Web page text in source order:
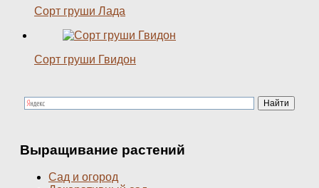
Сорт груши Лада
Сорт груши Гвидон
Выращивание растений
Сад и огород